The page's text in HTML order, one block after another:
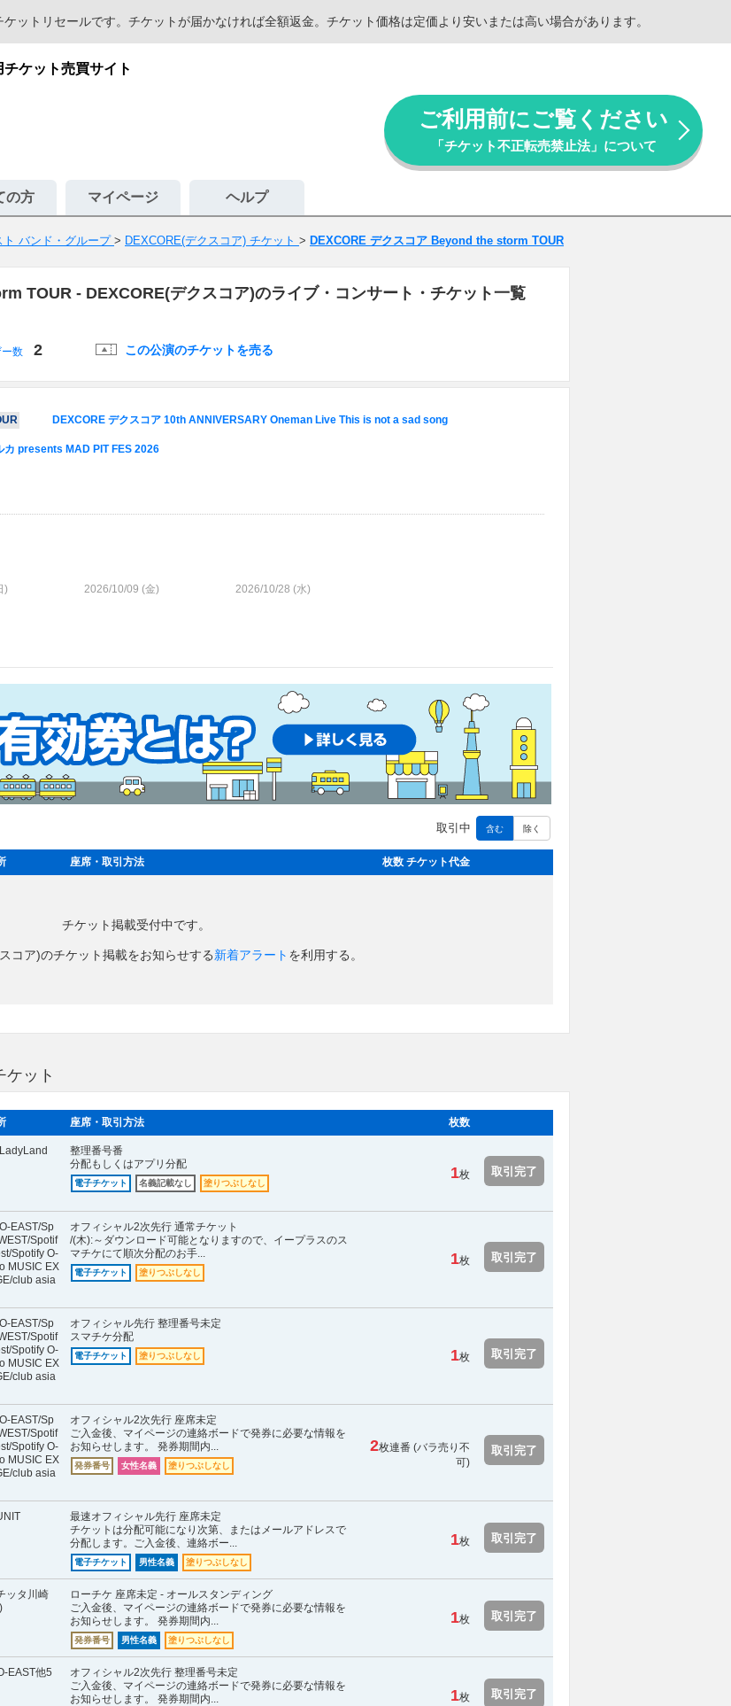
ットリセールです。チケットが届かなければ全額返金。チケット価格は定価より安いまたは高い場合があります。
ケット売買サイト
ご利用前にご覧ください
「チケット不正転売禁止法」について
の方 マイページ ヘルプ
ト バンド・グループ > DEXCORE(デクスコア) チケット > DEXCORE デクスコア Beyond the storm TOUR
TOUR - DEXCORE(デクスコア)のライブ・コンサート・チケット一覧
数 2 この公演のチケットを売る
DEXCORE デクスコア 10th ANNIVERSARY Oneman Live This is not a sad song
カ presents MAD PIT FES 2026
) 2026/10/09 (金) 2026/10/28 (水)
取引中 含む 除く
座席・取引方法 枚数 チケット代金
チケット掲載受付中です。
コア)のチケット掲載をお知らせする新着アラート を利用する。
ット
座席・取引方法 枚数
整理番号番
分配もしくはアプリ分配
電子チケット 名義記載なし 塗りつぶしなし
1枚 取引完了
EAST/Sp
Spotif
Spotify O-
MUSIC EX
club asia
オフィシャル2次先行 通常チケット
/(木):～ダウンロード可能となりますので、イープラスのス
マチケにて順次分配のお手...
電子チケット 塗りつぶしなし
1枚 取引完了
EAST/Sp
Spotif
Spotify O-
MUSIC EX
club asia
オフィシャル先行 整理番号未定
スマチケ分配
電子チケット 塗りつぶしなし 1枚 取引完了
EAST/Sp
Spotif
Spotify O-
MUSIC EX
club asia
オフィシャル2次先行 座席未定
ご入金後、マイページの連絡ボードで発券に必要な情報を
お知らせします。 発券期間内...
発券番号 女性名義 塗りつぶしなし
2枚連番 (バラ売り不
可)
取引完了
最速オフィシャル先行 座席未定
チケットは分配可能になり次第、またはメールアドレスで
分配します。ご入金後、連絡ボー...
電子チケット 男性名義 塗りつぶしなし
1枚 取引完了
ッタ川崎
ローチケ 座席未定 - オールスタンディング
ご入金後、マイページの連絡ボードで発券に必要な情報を
お知らせします。 発券期間内...
発券番号 男性名義 塗りつぶしなし
1枚 取引完了
EAST他5
オフィシャル2次先行 整理番号未定
ご入金後、マイページの連絡ボードで発券に必要な情報を
お知らせします。 発券期間内...
1枚 取引完了